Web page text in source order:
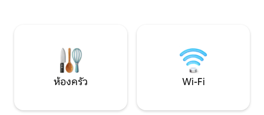
สงบ และประวัติศาสตร์ใจกลาง Quercy
ห้องครัว Wi-Fi